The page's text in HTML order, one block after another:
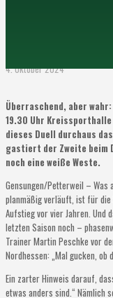
4. Oktober 2024
Überraschend, aber
19.30 Uhr
dieses Duell durchaus
gastiert der Zweite beim
noch eine weiße Weste.
Gensungen/Petterweil –
planmäßig verläuft, ist für die
Aufstieg vor vier Jahren.
letzten Saison noch –
Trainer Martin Peschke vor
Nordhessen: „Mal gucken, ob
Ein zarter Hinweis darauf,
etwas anders sind.“ Nämlich